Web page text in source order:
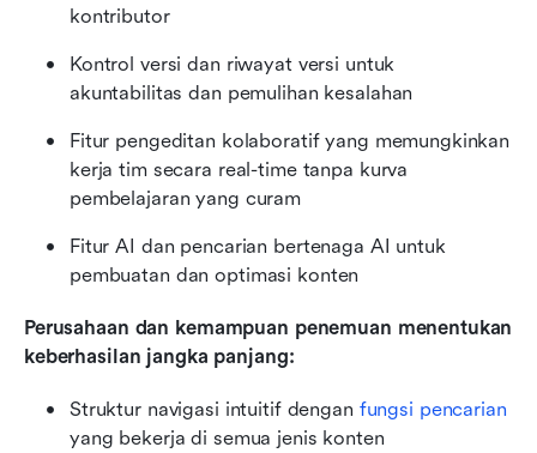
kontributor
Kontrol versi dan riwayat versi untuk
akuntabilitas dan pemulihan kesalahan
Fitur pengeditan kolaboratif yang memungkinkan
kerja tim secara real-time tanpa kurva
pembelajaran yang curam
Fitur AI dan pencarian bertenaga AI untuk
pembuatan dan optimasi konten
Perusahaan dan kemampuan penemuan menentukan
keberhasilan jangka panjang:
Struktur navigasi intuitif dengan fungsi pencarian
yang bekerja di semua jenis konten